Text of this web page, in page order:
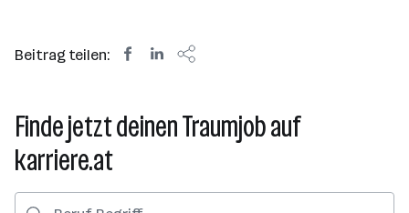
Beitrag teilen:
Finde jetzt deinen Traumjob auf
karriere.at